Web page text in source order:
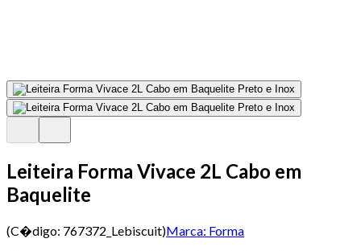
Leiteira Forma Vivace 2L Cabo em
Baquelite
(C�digo: 767372_Lebiscuit)Marca: Forma